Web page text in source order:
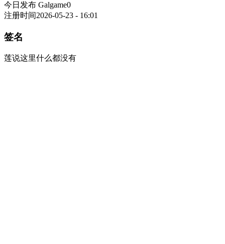
今日发布 Galgame0
注册时间2026-05-23 - 16:01
签名
莲说这里什么都没有